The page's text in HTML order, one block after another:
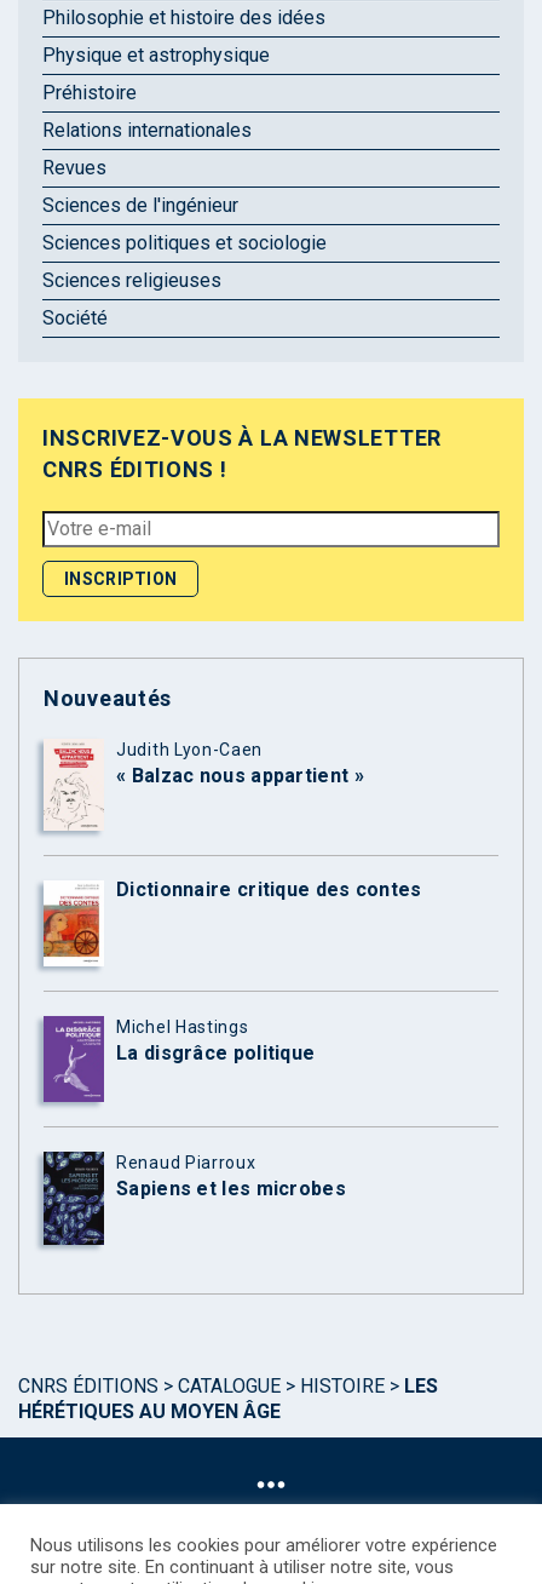
Philosophie et histoire des idées
Physique et astrophysique
Préhistoire
Relations internationales
Revues
Sciences de l'ingénieur
Sciences politiques et sociologie
Sciences religieuses
Société
INSCRIVEZ-VOUS À LA NEWSLETTER
CNRS ÉDITIONS !
Nouveautés
Judith Lyon-Caen
« Balzac nous appartient »
Dictionnaire critique des contes
Michel Hastings
La disgrâce politique
Renaud Piarroux
Sapiens et les microbes
CNRS ÉDITIONS > CATALOGUE > HISTOIRE > LES
HÉRÉTIQUES AU MOYEN ÂGE
Nous utilisons les cookies pour améliorer votre expérience
sur notre site. En continuant à utiliser notre site, vous